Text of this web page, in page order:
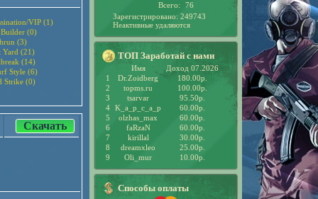
VIP (1)
Builder (0)
(3)
Yard (21)
(14)
Style (6)
Strike (0)
Скачать
Всего:
76
Зарегистрировано: 249743
Неактивные удаляются
ТОП Заработай с нами
Имя
Доход 07.2026
1
Dr.Zoidberg
180.00р.
2
topms.ru
100.00р.
3
tsarvar
95.50р.
4 K_a_p_c_a_p
60.00р.
5
olzhas_max
60.00р.
6
faRzaN
60.00р.
7
kirillal
30.00р.
8
dreamxleo
25.00р.
9
Oli_mur 10.00р.
Способы оплаты